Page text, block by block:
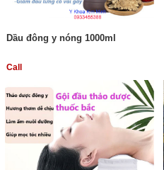
Dầu đông y nóng 1000ml
Call